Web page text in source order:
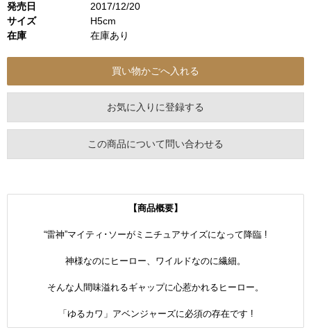
発売日
2017/12/20
サイズ
H5cm
在庫
在庫あり
お気に入りに登録する
この商品について問い合わせる
【商品概要】
“雷神”マイティ･ソーがミニチュアサイズになって降臨 !
神様なのにヒーロー、ワイルドなのに繊細。
そんな人間味溢れるギャップに心惹かれるヒーロー。
「ゆるカワ」アベンジャーズに必須の存在です !